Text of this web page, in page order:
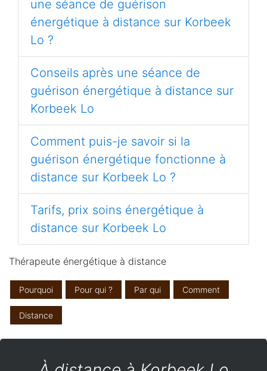
une séance de guérison
énergétique à distance sur Korbeek
Lo ?
Conseils après une séance de
guérison énergétique à distance sur
Korbeek Lo
Comment puis-je savoir si la
guérison énergétique fonctionne à
distance sur Korbeek Lo ?
Tarifs, prix soins énergétique à
distance sur Korbeek Lo
Thérapeute énergétique à distance
Pourquoi Pour qui ? Par qui Comment
Distance